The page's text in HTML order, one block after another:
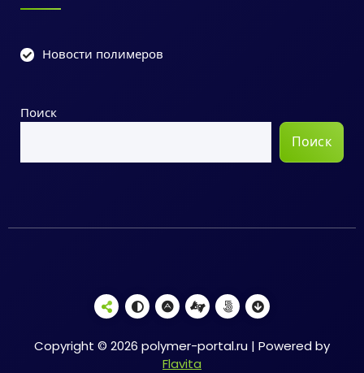
Новости полимеров
Поиск
Поиск
Copyright © 2026 polymer-portal.ru | Powered by
Flavita